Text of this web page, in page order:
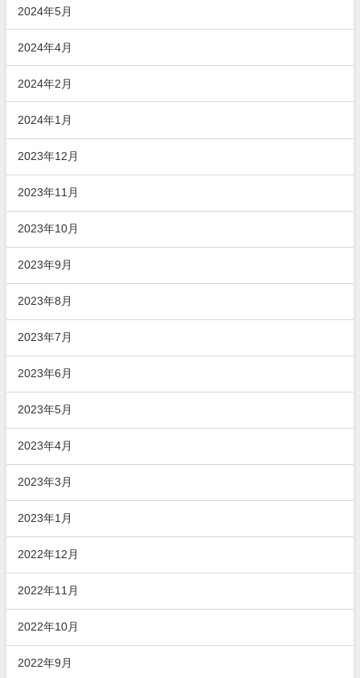
2024年5月
2024年4月
2024年2月
2024年1月
2023年12月
2023年11月
2023年10月
2023年9月
2023年8月
2023年7月
2023年6月
2023年5月
2023年4月
2023年3月
2023年1月
2022年12月
2022年11月
2022年10月
2022年9月